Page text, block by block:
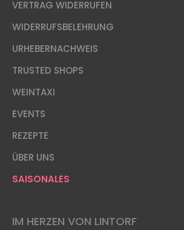
VERTRAG WIDERRUFEN
WIDERRUFSBELEHRUNG
URHEBERNACHWEIS
TRUSTED SHOPS
WEINTAXI
EVENTS
REZEPTE
ÜBER UNS
SAISONALES
IM HERZEN VON LINTORF